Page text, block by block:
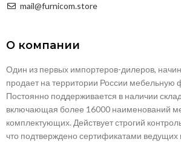
mail@furnicom.store
О компании
Один из первых импортеров-дилеров,
продает на территории России мебельную
Постоянно поддерживается в наличии
включающая более 16000 наименований
комплектующих. Действует строгий
что подтверждено сертификатами